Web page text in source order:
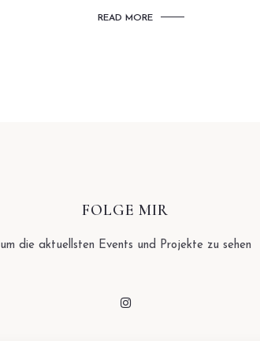
READ MORE
FOLGE MIR
um die aktuellsten Events und Projekte zu sehen